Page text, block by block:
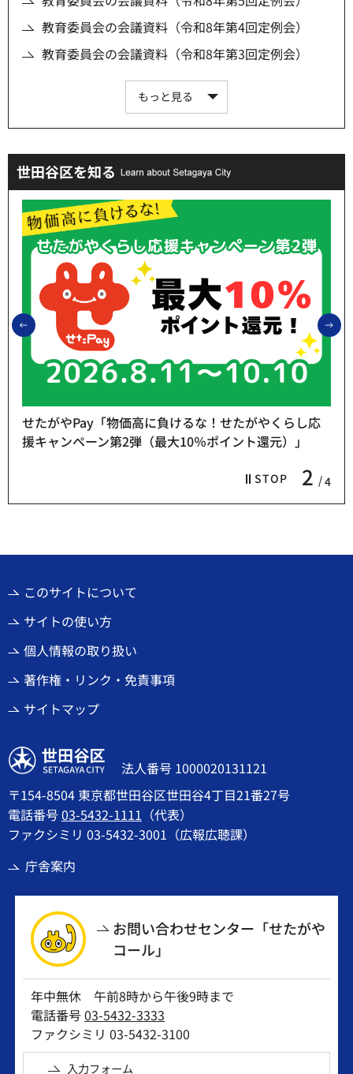
教育委員会の会議資料（令和8年第4回定例会）
教育委員会の会議資料（令和8年第3回定例会）
もっと見る
世田谷区を知る
前のスライドを表示
STOP 2 4
せたがやPay「物価高に負けるな！せたがやくらし応
援キャンペーン第2弾（最大10％ポイント還元）」
このサイトについて
サイトの使い方
個人情報の取り扱い
著作権・リンク・免責事項
サイトマップ
世田谷区
法人番号 1000020131121
〒154-8504 東京都世田谷区世田谷4丁目21番27号
電話番号03-5432-1111 （代表）
ファクシミリ 03-5432-3001（広報広聴課）
庁舎案内
お問い合わせセンター「せたがや
コール」
年中無休 午前8時から午後9時まで
電話番号03-5432-3333
ファクシミリ 03-5432-3100
入力フォーム